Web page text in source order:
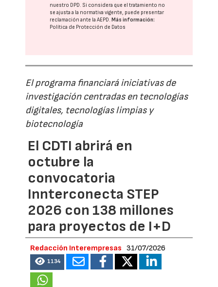
nuestro DPD. Si considera que el tratamiento no
se ajusta a la normativa vigente, puede presentar
reclamación ante laAEPD.Más información:
Política de Protección de Datos
El programa financiará iniciativas de
investigación centradas en tecnologías
digitales, tecnologías limpias y
biotecnología
El CDTI abrirá en
octubre la
convocatoria
Innterconecta STEP
2026 con 138 millones
para proyectos de I+D
Redacción Interempresas 31/07/2026
1134